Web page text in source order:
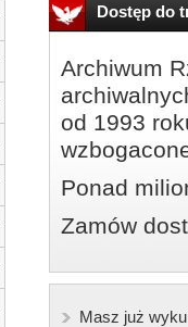
Dostęp do
Archiwum
od 1993
Ponad
Zamów
Masz już